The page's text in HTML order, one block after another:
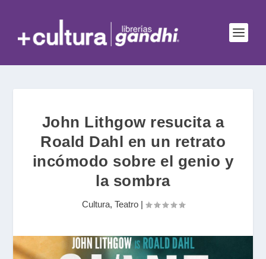
John Lithgow resucita a
Roald Dahl en un retrato
incómodo sobre el genio y
la sombra
Cultura, Teatro|